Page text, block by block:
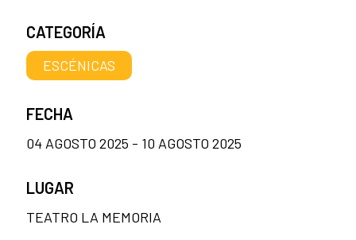
CATEGORÍA
ESCÉNICAS
FECHA
04 AGOSTO 2025 - 10 AGOSTO 2025
LUGAR
TEATRO LA MEMORIA